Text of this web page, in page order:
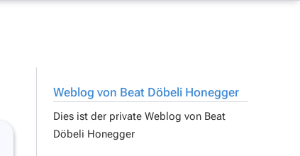
Weblog von Beat Döbeli Honegger
Dies ist der private Weblog von Beat
Döbeli Honegger